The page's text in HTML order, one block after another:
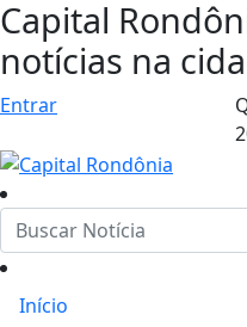
Capital
notícias na
Entrar
Início